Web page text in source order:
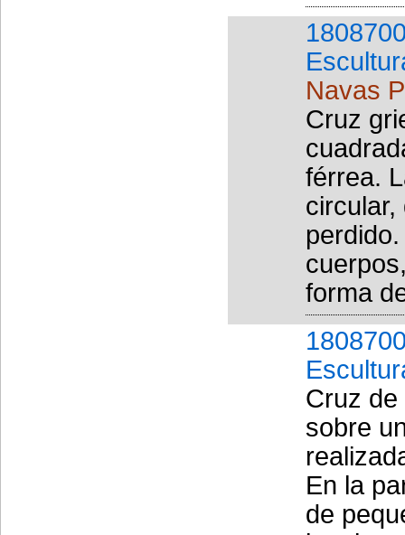
Navas
Cruz
férrea.
circular,
forma
Cruz de
sobre
En la
de